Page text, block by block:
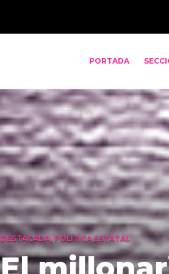
PORTADA
DESTACADA, POLÍTICA ESTATAL